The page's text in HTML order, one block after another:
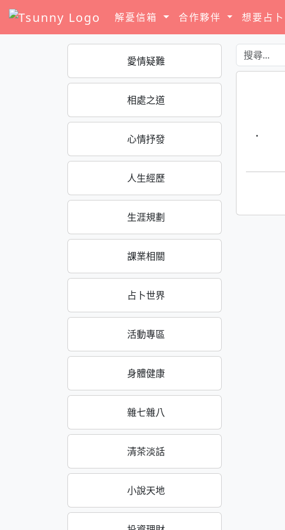
解憂信箱 合作夥伴 想要占卜
愛情疑難
相處之道
心情抒發
人生經歷
生涯規劃
課業相關
占卜世界
活動專區
身體健康
雜七雜八
清茶淡話
小說天地
·